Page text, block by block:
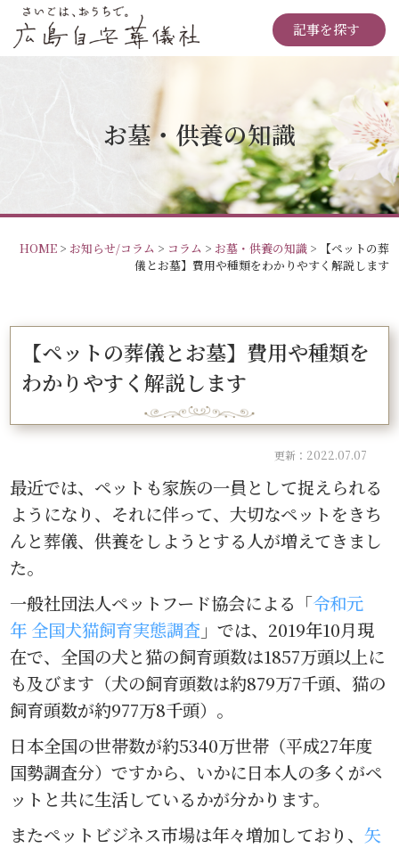
記事を探す
お墓・供養の知識
HOME> お知らせ/コラム > コラム > お墓・供養の知識>
【ペットの葬
儀とお墓】費用や種類をわかりやすく解説します
【ペットの葬儀とお墓】費用や種類を
わかりやすく解説します
更新：2022.07.07
最近では、ペットも家族の一員として捉えられる
ようになり、それに伴って、大切なペットをきち
んと葬儀、供養をしようとする人が増えてきまし
た。
一般社団法人ペットフード協会による「令和元
年 全国犬猫飼育実態調査 」では、2019年10月現
在で、全国の犬と猫の飼育頭数は1857万頭以上に
も及びます（犬の飼育頭数は約879万7千頭、猫の
飼育頭数が約977万8千頭）。
日本全国の世帯数が約5340万世帯（平成27年度
国勢調査分）ですから、いかに日本人の多くがペ
ットと共に生活しているかが分かります。
またペットビジネス市場は年々増加しており、矢